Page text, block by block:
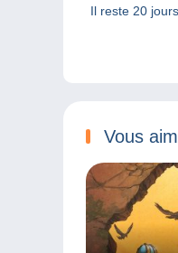
Il reste 20
Vous